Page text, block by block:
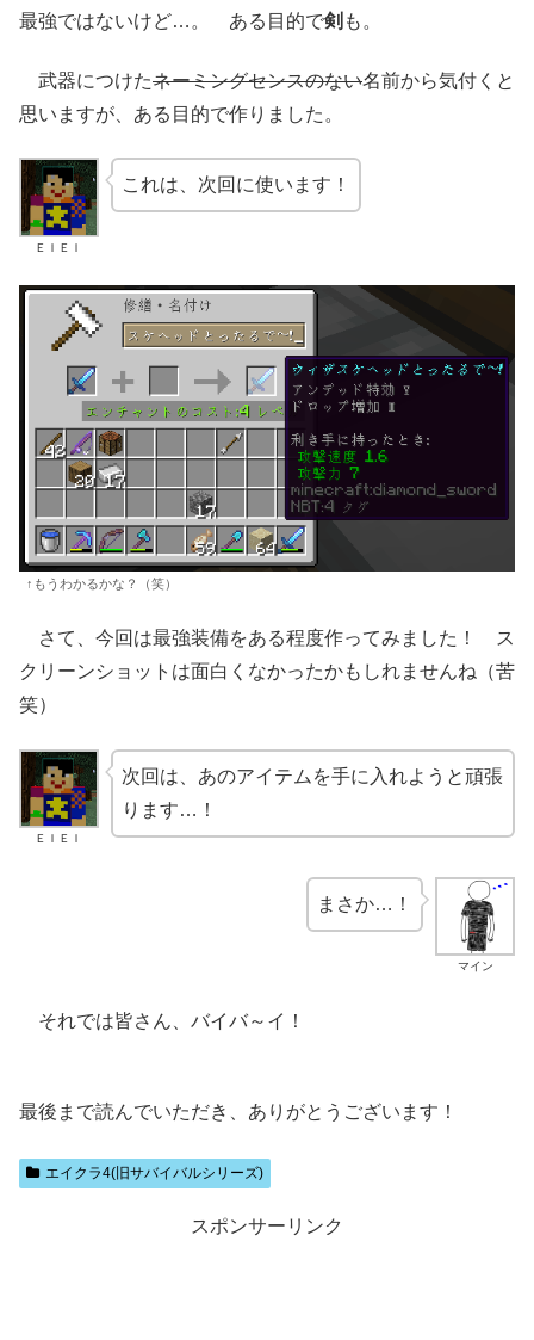
最強ではないけど…。 ある目的で剣 も。
武器につけたネーミングセンスのない名前から気付くと
思いますが、ある目的で作りました。
ＥＩＥＩ
これは、次回に使います！
↑もうわかるかな？（笑）
さて、今回は最強装備をある程度作ってみました！ ス
クリーンショットは面白くなかったかもしれませんね（苦
笑）
ＥＩＥＩ
次回は、あのアイテムを手に入れようと頑張
ります…！
マイン
まさか…！
それでは皆さん、バイバ～イ！
最後まで読んでいただき、ありがとうございます！
エイクラ4(旧サバイバルシリーズ)
スポンサーリンク